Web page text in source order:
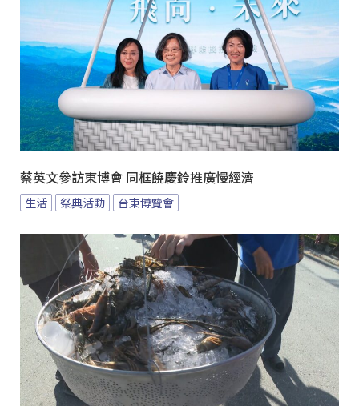
蔡英文參訪東博會 同框饒慶鈴推廣慢經濟
生活 祭典活動 台東博覽會